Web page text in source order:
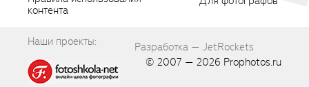
контента
Наши проекты:
Разработка — JetRockets
© 2007 — 2026 Prophotos.ru